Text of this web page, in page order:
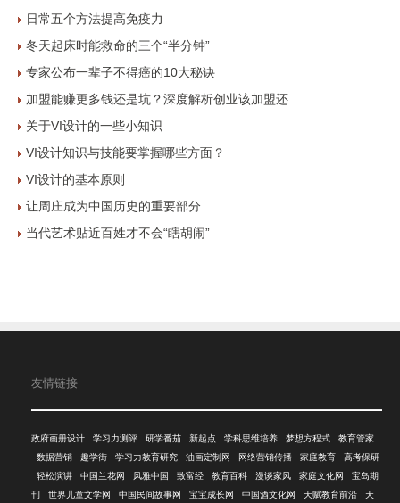
日常五个方法提高免疫力
冬天起床时能救命的三个“半分钟”
专家公布一辈子不得癌的10大秘诀
加盟能赚更多钱还是坑？深度解析创业该加盟还
关于VI设计的一些小知识
VI设计知识与技能要掌握哪些方面？
VI设计的基本原则
让周庄成为中国历史的重要部分
当代艺术贴近百姓才不会“瞎胡闹”
友情链接
政府画册设计 学习力测评 研学番茄 新起点 学科思维培养 梦想方程式
教育管家
数据营销
趣学街 学习力教育研究 油画定制网 网络营销传播 家庭教育
高考保研
轻松演讲
中国兰花网 风雅中国 致富经 教育百科 漫谈家风 家庭文化网
宝岛期
刊
世界儿童文学网 中国民间故事网 宝宝成长网 中国酒文化网 天赋教育前沿
天